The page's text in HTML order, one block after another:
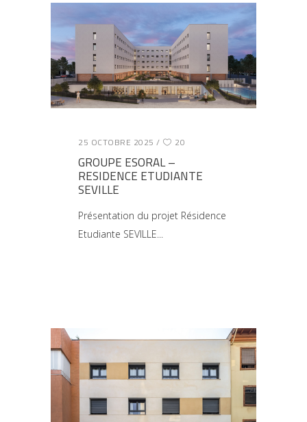
25 OCTOBRE 2025 20
GROUPE ESORAL –
RESIDENCE ETUDIANTE
SEVILLE
Présentation du projet Résidence
Etudiante SEVILLE